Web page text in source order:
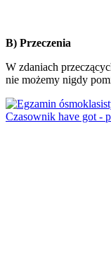
B) Przeczenia
W zdaniach
nie możemy nigdy